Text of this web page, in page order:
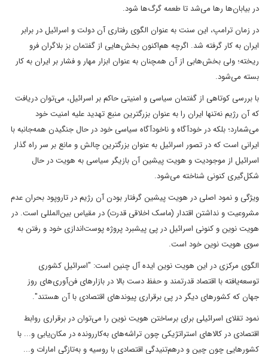
در بیابان‌ها رها می‌شد تا طعمه گرگ‌ها شود.
در زمان ترامپ، این سنت به عنوان الگوی رفتاری آن دولت و اسرائیل در برابر
ایران به کار گرفته شد. اگر‌چه هم‌اکنون بخش‌هایی از گفتمان بز بلاگران فرو
ریخته؛ ولی بخش‌هابی از آن همچنان به عنوان ابزار مهار و فشار بر ایران به کار
بسته می‌شود.
با بررسی کوتاهی از گفتمان سیاسی و امنیتی حاکم بر اسرائیل، می‌توان دریافت
که آن رژیم نه‌تنها ایران را به عنوان بزرگترین منبع تهدید علیه امنیت خود
می‌شمارد؛ بلکه در خودآگاه و ناخودآگاه سیاسی خود در حال جنگیدن همه‌جانبه با
ایرانی است که در تصور اسرائیل به عنوان بزرگترین چالش و مانع بر سر راه گذار
اسرائیل از موجودیت و هویت پیشین آن بازیگر سیاسی به هویت در حال
شکل‌گیری کنونی شناخته می‌شود.
ویژگی و نمود اصلی در هویت پیشین گرفتار بودن آن رژیم در تاروپود بحران عدم
مشروعیت و نداشتن اقتدار (ماسک اخلاقی قدرت) در مقیاس بین‌المللی است. در
هویت نوین و کنونی اسرائیل در پی پیشبرد پروژه پوست‌اندازی خود و رفتن به
سوی هویت نوین خود است.
الگوی مرکزی در این هویت نوین ایده آل چنین است: "اسرائیل کشوری
توسعه‌یافته با اقتصاد قدرتمند و حفظ دست بالا در بازارهای فن‌آوری‌های روز
جهان که کشورهای دیگر در پی برقراری پیوندهای اقتصادی با آن هستند".
نمود تقلای اسرائیلی برای برساختن هویت نوین را می‌توان در برقراری روابط
اقتصادی در کالاهای استراتژیکی چون تراشه‌های به‌کاررونده در مکان‌یابی و... با
کشورهایی چون چین و درهم‌تنیدگی اقتصادی با روسیه و به‌تازگی امارات و...